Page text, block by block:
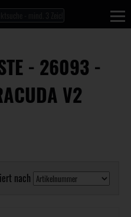
- 26093 -
V2
nach